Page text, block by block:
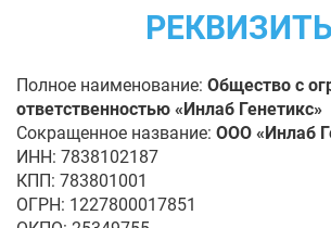
Полное наименование: Общество с
ответственностью «Инлаб Генетикс»
Сокращенное название: ООО «Инлаб
ИНН: 7838102187
КПП: 783801001
ОГРН: 1227800017851